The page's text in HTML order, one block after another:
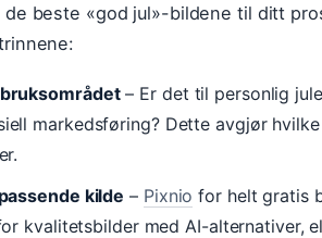
de beste «god jul»-bildene til ditt
– Er det til personlig
markedsføring? Dette avgjør
kilde – Pixnio for helt gratis
kvalitetsbilder med AI-alternativer,